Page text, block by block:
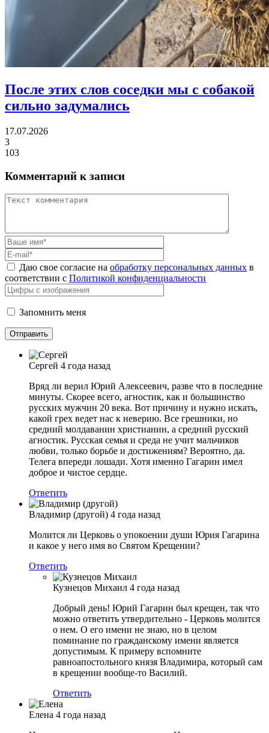
После этих слов соседки мы с собакой
сильно задумались
17.07.2026
3
103
Комментарий к записи
Даю свое согласие на обработку персональных данных в
соответствии с Политикой конфиденциальности
Запомнить меня
Сергей 4 года назад
Вряд ли верил Юрий Алексеевич, разве что в последние
минуты. Скорее всего, агностик, как и большинство
русских мужчин 20 века. Вот причину и нужно искать,
какой грех ведет нас к неверию. Все грешники, но
средний молдаванин христианин, а средний русский
агностик. Русская семья и среда не учит мальчиков
любви, только борьбе и достижениям? Вероятно, да.
Телега впереди лошади. Хотя именно Гагарин имел
доброе и чистое сердце.
Ответить
Владимир (другой) 4 года назад
Молится ли Церковь о упокоении души Юрия Гагарина
и какое у него имя во Святом Крещении?
Ответить
Кузнецов Михаил 4 года назад
Добрый день! Юрий Гагарин был крещен, так что
можно ответить утвердительно - Церковь молится
о нем. О его имени не знаю, но в целом
поминание по гражданскому имени является
допустимым. К примеру вспомните
равноапостольного князя Владимира, который сам
в крещении вообще-то Василий.
Ответить
Елена 4 года назад